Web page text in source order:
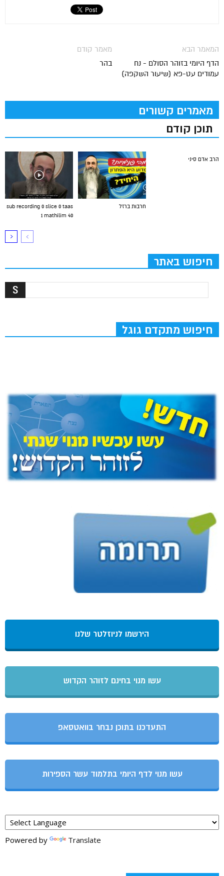
מאמר קודם
בהר
המאמר הבא
הדף היומי בזוהר הסולם - נח
עמודים עט-פא (שיעור השקפה)
מאמרים קשורים
תוכן קודם
sub recording 0 slice 0 taas
1 mathilim 40
חרבות ברזל
הרב אדם סיני
חיפוש באתר
חיפוש מתקדם גוגל
הירשמו לניוזלטר שלנו
עשו מנוי בחינם לזוהר הקדוש
התעדכנו בתוכן נבחר בוואטסאפ
עשו מנוי לדף היומי בתלמוד עשר הספירות
Powered by Translate